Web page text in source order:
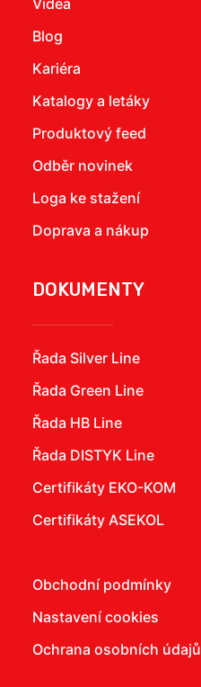
Videa
Blog
Kariéra
Katalogy a letáky
Produktový feed
Odběr novinek
Loga ke stažení
Doprava a nákup
DOKUMENTY
Řada Silver Line
Řada Green Line
Řada HB Line
Řada DISTYK Line
Certifikáty EKO-KOM
Certifikáty ASEKOL
Obchodní podmínky
Nastavení cookies
Ochrana osobních údajů